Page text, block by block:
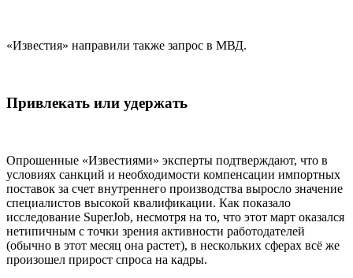
«Известия» направили также запрос в МВД.
Привлекать или удержать
Опрошенные «Известиями» эксперты подтверждают, что в
условиях санкций и необходимости компенсации импортных
поставок за счет внутреннего производства выросло значение
специалистов высокой квалификации. Как показало
исследование SuperJob, несмотря на то, что этот март оказался
нетипичным с точки зрения активности работодателей
(обычно в этот месяц она растет), в нескольких сферах всё же
произошел прирост спроса на кадры.